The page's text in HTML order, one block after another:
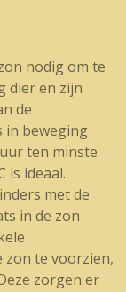
nodig om te
dier en zijn
de
in beweging
ten minste
is ideaal.
met de
in de zon
zon te voorzien,
zorgen er